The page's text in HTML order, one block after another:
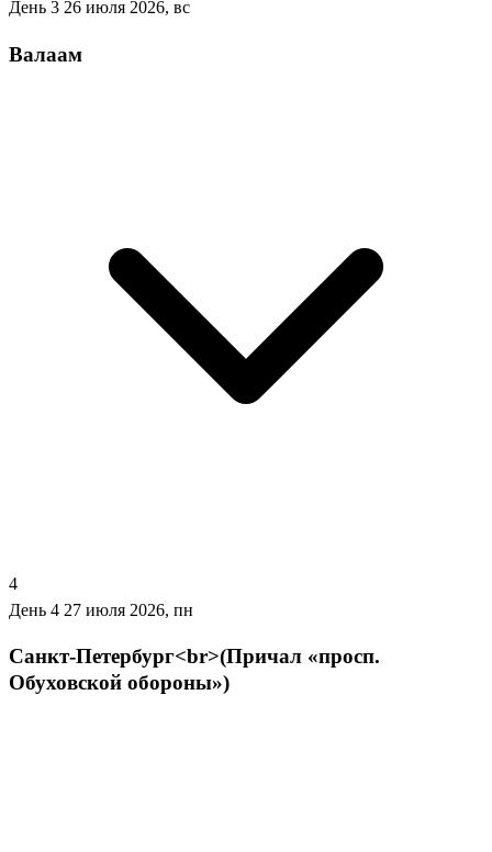
День 3 26 июля 2026, вс
Валаам
4
День 4 27 июля 2026, пн
Санкт-Петербург<br>(Причал «просп.
Обуховской обороны»)